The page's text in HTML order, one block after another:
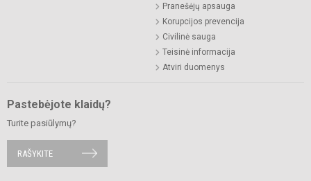
Pranešėjų apsauga
Korupcijos prevencija
Civilinė sauga
Teisinė informacija
Atviri duomenys
Pastebėjote klaidų?
Turite pasiūlymų?
RAŠYKITE